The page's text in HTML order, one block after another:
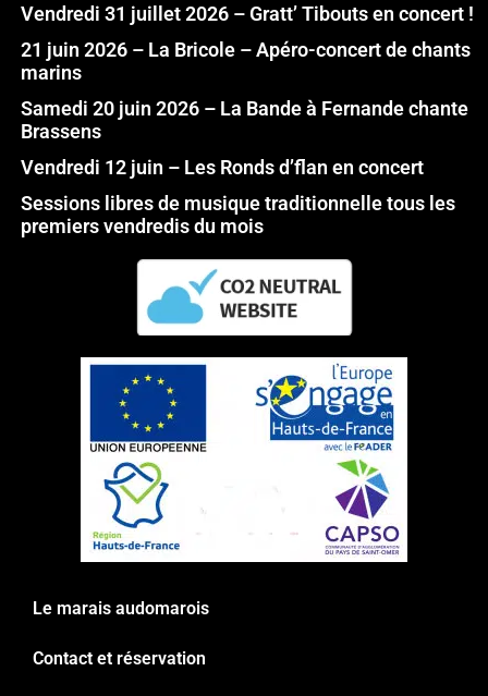
Vendredi 31 juillet 2026 – Gratt’ Tibouts en concert !
21 juin 2026 – La Bricole – Apéro-concert de chants
marins
Samedi 20 juin 2026 – La Bande à Fernande chante
Brassens
Vendredi 12 juin – Les Ronds d’flan en concert
Sessions libres de musique traditionnelle tous les
premiers vendredis du mois
Le marais audomarois
Contact et réservation